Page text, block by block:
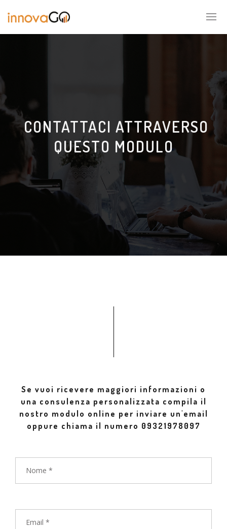
CONTATTACI ATTRAVERSO
QUESTO MODULO
Se vuoi ricevere maggiori informazioni o
una consulenza personalizzata compila il
nostro modulo online per inviare un'email
oppure chiama il numero 09321978097